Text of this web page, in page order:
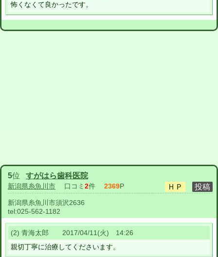
怖くなくて良かったです。
5位 すがはら歯科医院
新潟県糸魚川市 口コミ 2件 2369P
新潟県糸魚川市須沢2636
tel:025-562-1182
(2) 青海太郎 2017/04/11(火) 14:26
親切丁寧に治療してくださいます。